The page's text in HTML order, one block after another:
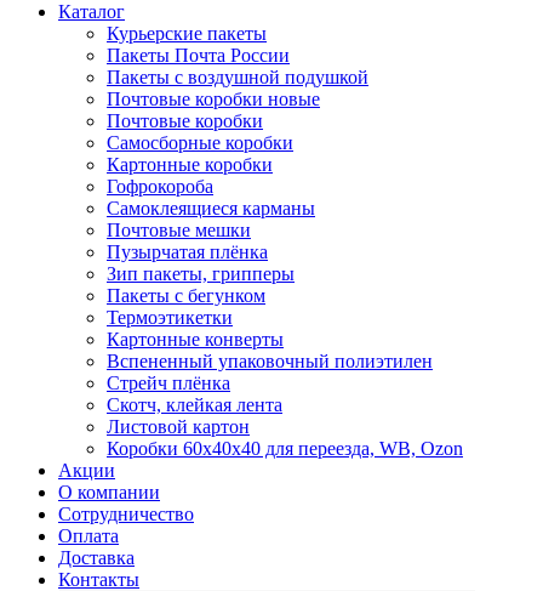
Каталог
Курьерские пакеты
Пакеты Почта России
Пакеты с воздушной подушкой
Почтовые коробки новые
Почтовые коробки
Самосборные коробки
Картонные коробки
Гофрокороба
Самоклеящиеся карманы
Почтовые мешки
Пузырчатая плёнка
Зип пакеты, грипперы
Пакеты с бегунком
Термоэтикетки
Картонные конверты
Вспененный упаковочный полиэтилен
Стрейч плёнка
Скотч, клейкая лента
Листовой картон
Коробки 60х40х40 для переезда, WB, Ozon
Акции
О компании
Сотрудничество
Оплата
Доставка
Контакты